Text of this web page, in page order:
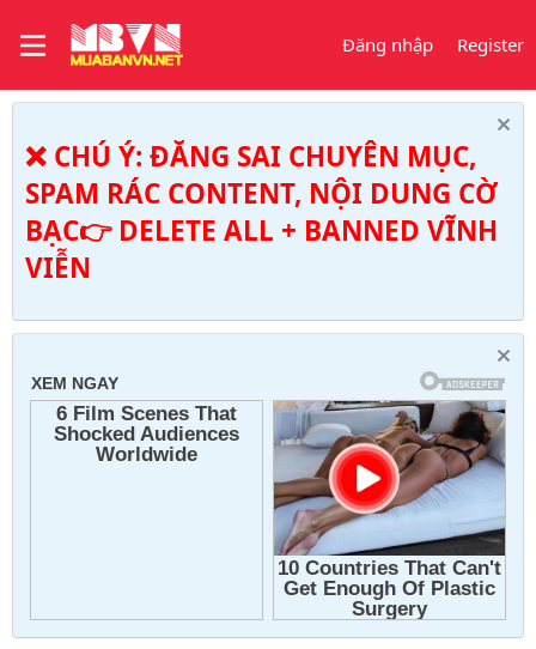
Đăng nhập Register
❌ CHÚ Ý: ĐĂNG SAI CHUYÊN MỤC,
SPAM RÁC CONTENT, NỘI DUNG CỜ
BẠC👉 DELETE ALL + BANNED VĨNH
VIỄN